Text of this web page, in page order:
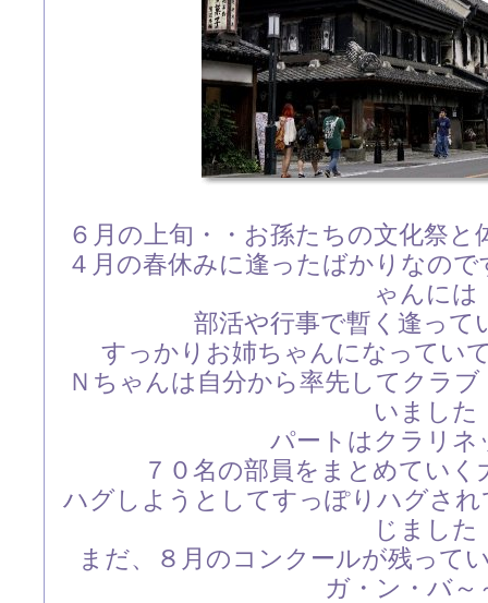
６月の上旬・・お孫たちの文化祭
４月の春休みに逢ったばかりなの
ゃんには
部活や行事で暫く逢って
すっかりお姉ちゃんになってい
Ｎちゃんは自分から率先してクラ
いました
パートはクラリネ
７０名の部員をまとめてい
ハグしようとしてすっぽりハグさ
じました
まだ、８月のコンクールが残っ
ガ・ン・バ～